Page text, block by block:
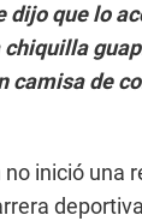
dijo que lo
camisa de
inició una